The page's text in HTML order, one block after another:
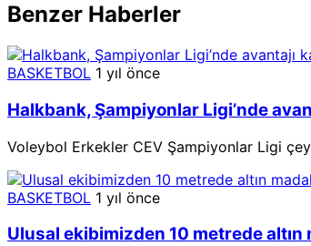
Benzer Haberler
BASKETBOL 1 yıl önce
Halkbank, Şampiyonlar Ligi’nde
Voleybol Erkekler CEV Şampiyonlar Ligi
BASKETBOL 1 yıl önce
Ulusal ekibimizden 10 metrede altın